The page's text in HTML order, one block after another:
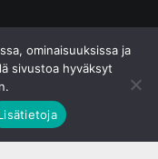
ominaisuuksissa ja
sivustoa hyväksyt